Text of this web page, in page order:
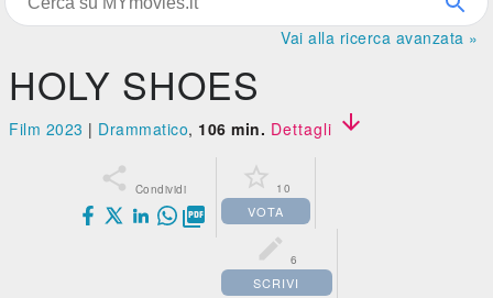
Vai alla ricerca avanzata »
HOLY SHOES
Film 2023 | Drammatico, 106 min. Dettagli 
 Condividi

 10
VOTA
 6
SCRIVI